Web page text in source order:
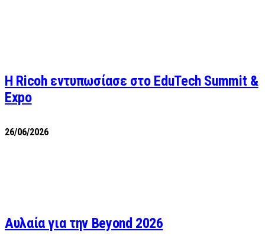
Η Ricoh εντυπωσίασε στο EduTech Summit &
Expo
26/06/2026
Αυλαία για την Beyond 2026